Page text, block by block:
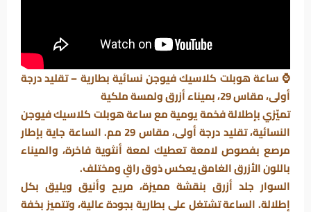
⌚ ساعة هوبلت كلاسيك فيوجن نسائية بطارية – تقليد درجة
أولى، مقاس 29، بميناء أزرق ولمسة ملكية
تميّزي بإطلالة فخمة يومية مع ساعةهوبلت كلاسيك فيوجن
النسائية، تقليد درجة أولى، مقاس 29 مم. الساعة جاية بإطار
مرصع بفصوص لامعة تعطيك لمعة أنثوية فاخرة، والميناء
باللون الأزرق الغامق يعكس ذوق راقٍ ومختلف.
السوار جلد أزرق بنقشة مميزة، مريح وأنيق ويليق بكل
إطلالة. الساعة تشتغل على بطارية بجودة عالية، وتتميز بخفة